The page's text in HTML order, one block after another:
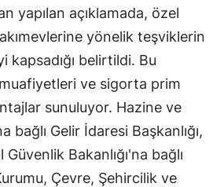
yapılan açıklamada, özel
yönelik teşviklerin
kapsadığı belirtildi. Bu
ve sigorta prim
sunuluyor. Hazine ve
bağlı Gelir İdaresi Başkanlığı,
Güvenlik Bakanlığı'na bağlı
Çevre, Şehircilik ve